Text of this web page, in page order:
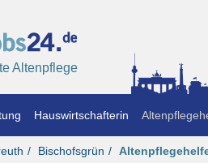
Altenpflege
Hauswirtschafterin
Bischofsgrün